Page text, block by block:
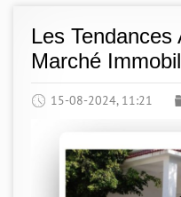
Les Tendances
Marché
15-08-2024, 11:21